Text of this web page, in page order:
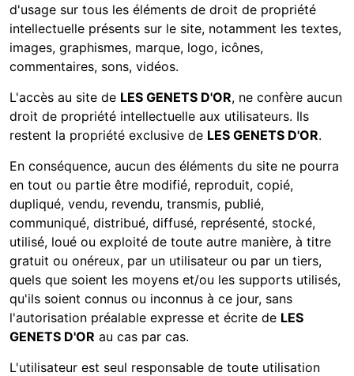
d'usage sur tous les éléments de droit de propriété
intellectuelle présents sur le site, notamment les textes,
images, graphismes, marque, logo, icônes,
commentaires, sons, vidéos.
L'accès au site de LES GENETS D'OR, ne confère aucun
droit de propriété intellectuelle aux utilisateurs. Ils
restent la propriété exclusive de LES GENETS D'OR.
En conséquence, aucun des éléments du site ne pourra
en tout ou partie être modifié, reproduit, copié,
dupliqué, vendu, revendu, transmis, publié,
communiqué, distribué, diffusé, représenté, stocké,
utilisé, loué ou exploité de toute autre manière, à titre
gratuit ou onéreux, par un utilisateur ou par un tiers,
quels que soient les moyens et/ou les supports utilisés,
qu'ils soient connus ou inconnus à ce jour, sans
l'autorisation préalable expresse et écrite de LES
GENETS D'OR au cas par cas.
L'utilisateur est seul responsable de toute utilisation